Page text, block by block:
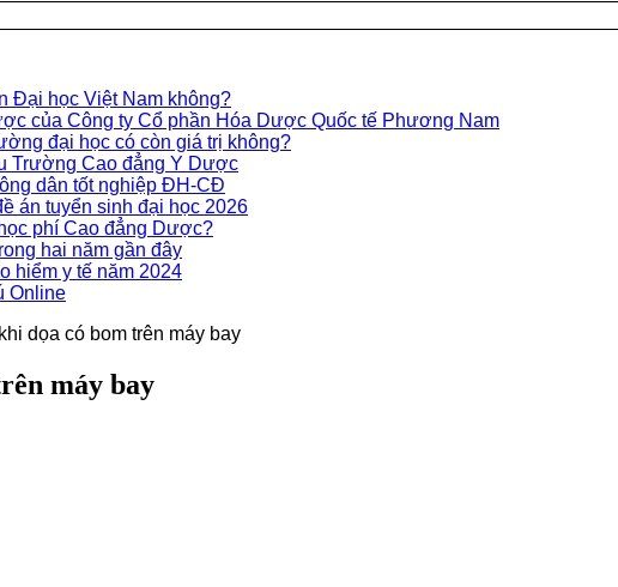
Đại học Việt Nam không?
của Công ty Cổ phần Hóa Dược Quốc tế Phương Nam
đại học có còn giá trị không?
Trường Cao đẳng Y Dược
dân tốt nghiệp ĐH-CĐ
án tuyển sinh đại học 2026
phí Cao đẳng Dược?
hai năm gần đây
hiểm y tế năm 2024
Online
dọa có bom trên máy bay
máy bay